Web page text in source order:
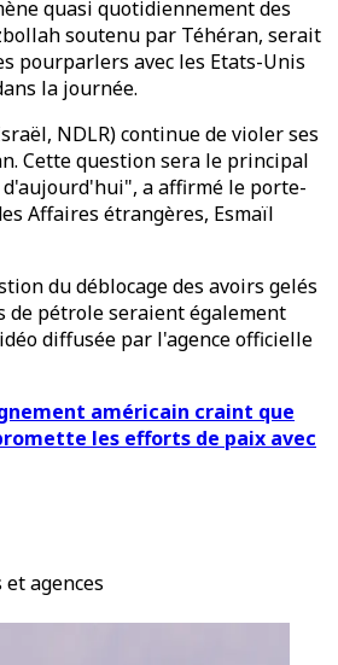
quasi quotidiennement des
soutenu par Téhéran, serait
pourparlers avec les Etats-Unis
la journée.
NDLR) continue de violer ses
Cette question sera le principal
a affirmé le porte-
Affaires étrangères, Esmaïl
du déblocage des avoirs gelés
de pétrole seraient également
diffusée par l'agence officielle
américain craint que
les efforts de paix avec
agences